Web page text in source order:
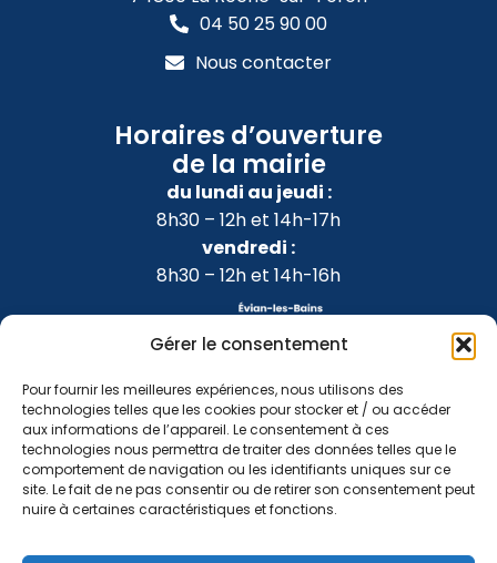
Gérer le consentement
Pour fournir les meilleures expériences, nous utilisons des
technologies telles que les cookies pour stocker et / ou accéder
aux informations de l’appareil. Le consentement à ces
technologies nous permettra de traiter des données telles que le
comportement de navigation ou les identifiants uniques sur ce
site. Le fait de ne pas consentir ou de retirer son consentement peut
nuire à certaines caractéristiques et fonctions.
04 50 25 90 00
Nous contacter
Horaires d’ouverture
de la mairie
du lundi au jeudi :
8h30 – 12h et 14h-17h
vendredi :
8h30 – 12h et 14h-16h